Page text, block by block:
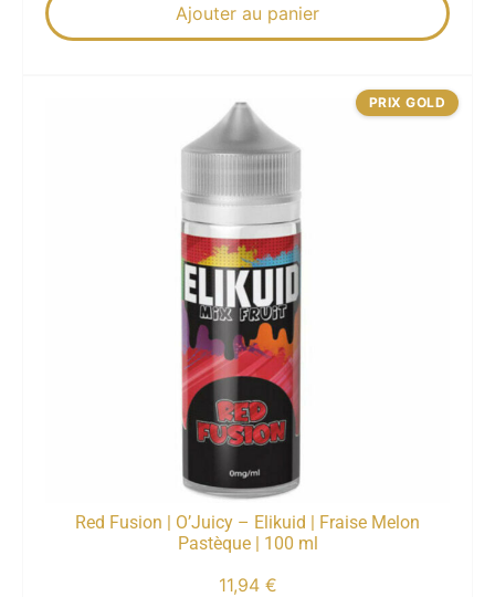
Ajouter au panier
Red Fusion | O’Juicy – Elikuid | Fraise Melon
Pastèque | 100 ml
11,94 €
PRIX GOLD